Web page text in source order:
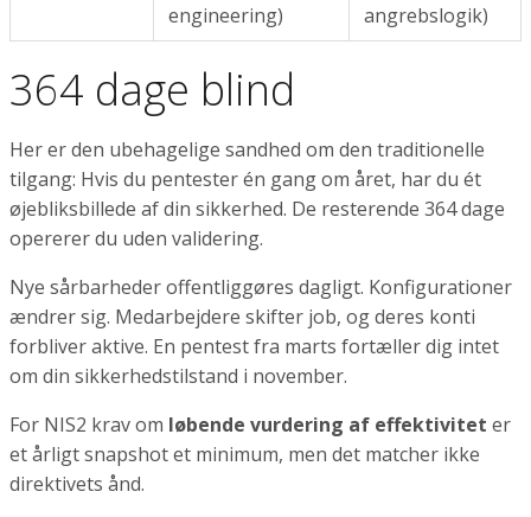
engineering)
angrebslogik)
364 dage blind
Her er den ubehagelige sandhed om den traditionelle
tilgang: Hvis du pentester én gang om året, har du ét
øjebliksbillede af din sikkerhed. De resterende 364 dage
opererer du uden validering.
Nye sårbarheder offentliggøres dagligt. Konfigurationer
ændrer sig. Medarbejdere skifter job, og deres konti
forbliver aktive. En pentest fra marts fortæller dig intet
om din sikkerhedstilstand i november.
For NIS2 krav om løbende vurdering af effektivitet er
et årligt snapshot et minimum, men det matcher ikke
direktivets ånd.